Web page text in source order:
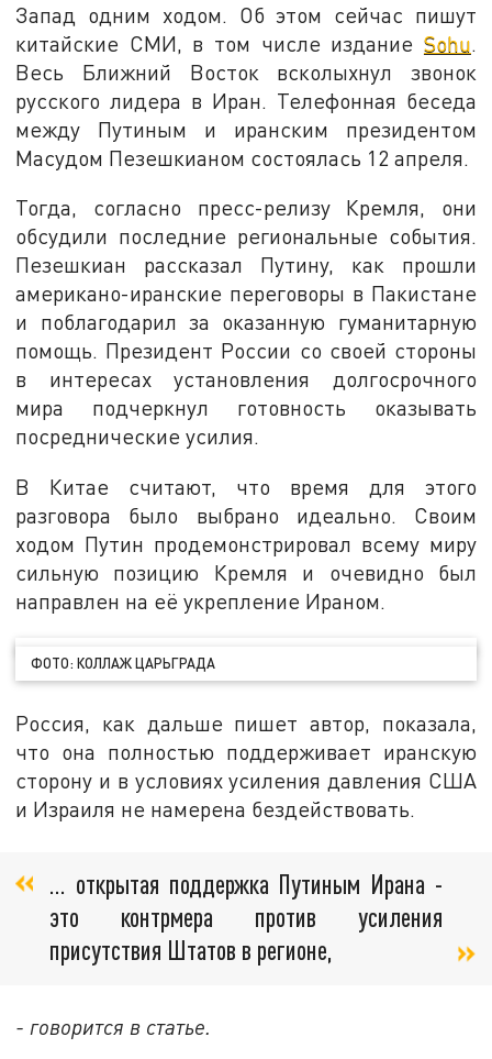
Запад одним ходом. Об этом сейчас пишут
китайские СМИ, в том числе издание Sohu.
Весь Ближний Восток всколыхнул звонок
русского лидера в Иран. Телефонная беседа
между Путиным и иранским президентом
Масудом Пезешкианом состоялась 12 апреля.
Тогда, согласно пресс-релизу Кремля, они
обсудили последние региональные события.
Пезешкиан рассказал Путину, как прошли
американо-иранские переговоры в Пакистане
и поблагодарил за оказанную гуманитарную
помощь. Президент России со своей стороны
в интересах установления долгосрочного
мира подчеркнул готовность оказывать
посреднические усилия.
В Китае считают, что время для этого
разговора было выбрано идеально. Своим
ходом Путин продемонстрировал всему миру
сильную позицию Кремля и очевидно был
направлен на её укрепление Ираном.
ФОТО: КОЛЛАЖ ЦАРЬГРАДА
Россия, как дальше пишет автор, показала,
что она полностью поддерживает иранскую
сторону и в условиях усиления давления США
и Израиля не намерена бездействовать.
… открытая поддержка Путиным Ирана -
это контрмера против усиления
присутствия Штатов в регионе,
- говорится в статье.